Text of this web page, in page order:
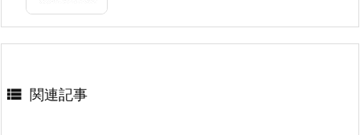
 関連記事